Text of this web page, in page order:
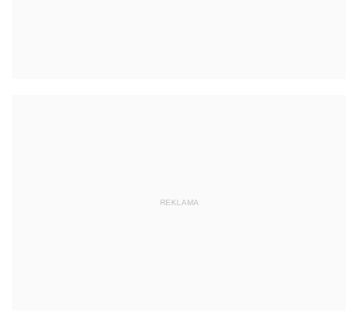
REKLAMA